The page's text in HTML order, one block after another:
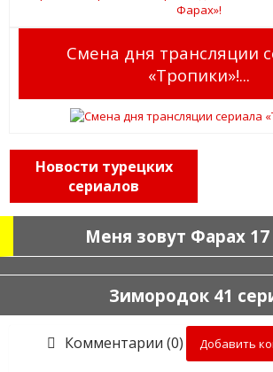
Смена дня трансляции
«Тропики»!...
Новости турецких
сериалов
Меня зовут Фарах 17
Зимородок 41
Комментарии (0) Добавить